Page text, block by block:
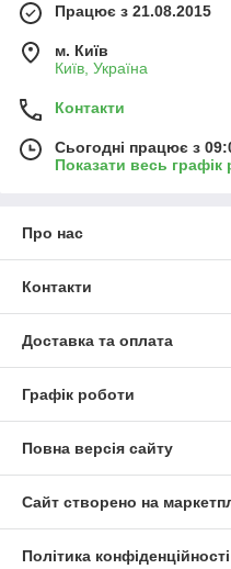
Працює з 21.08.2015
м. Київ
Київ, Україна
Контакти
Сьогодні працює з
Показати весь графік
Про нас
Контакти
Доставка та оплата
Графік роботи
Повна версія сайту
Сайт створено на
Політика конфіденційності